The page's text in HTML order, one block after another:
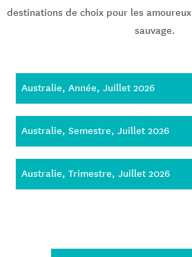
destinations de choix pour les
sauvage.
Australie, Année, Juillet 2026
Australie, Semestre, Juillet 2026
Australie, Trimestre, Juillet 2026